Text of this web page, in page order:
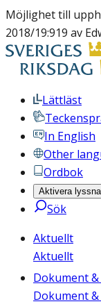
Möjlighet till
2018/19:919 av
Lättläst
In English
Other
Ordbok
Aktivera lyssna
Sök
Aktuellt
Aktuellt
Dokument
Dokument